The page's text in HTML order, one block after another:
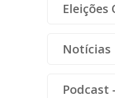
Eleições
Notícias
Podcast